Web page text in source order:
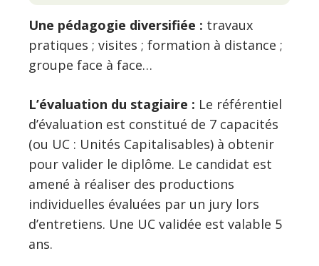
Une pédagogie diversifiée : travaux
pratiques ; visites ; formation à distance ;
groupe face à face…
L’évaluation du stagiaire : Le référentiel
d’évaluation est constitué de 7 capacités
(ou UC : Unités Capitalisables) à obtenir
pour valider le diplôme. Le candidat est
amené à réaliser des productions
individuelles évaluées par un jury lors
d’entretiens. Une UC validée est valable 5
ans.